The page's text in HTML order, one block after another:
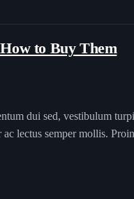
to Buy Them
dui sed, vestibulum
lectus semper mollis.